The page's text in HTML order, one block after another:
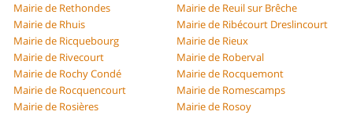
Mairie de Rethondes
Mairie de Reuil sur Brêche
Mairie de Rhuis
Mairie de Ribécourt Dreslincourt
Mairie de Ricquebourg
Mairie de Rieux
Mairie de Rivecourt
Mairie de Roberval
Mairie de Rochy Condé
Mairie de Rocquemont
Mairie de Rocquencourt
Mairie de Romescamps
Mairie de Rosières
Mairie de Rosoy